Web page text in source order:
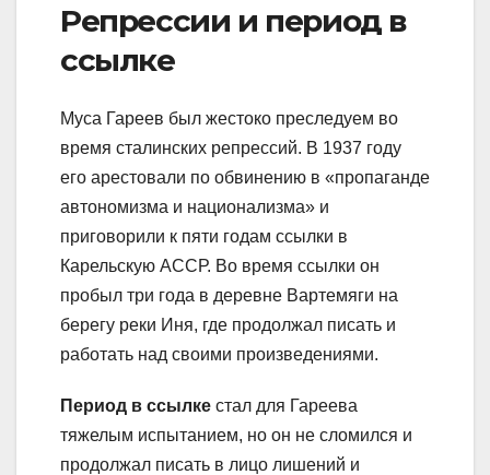
Репрессии и период в
ссылке
Муса Гареев был жестоко преследуем во
время сталинских репрессий. В 1937 году
его арестовали по обвинению в «пропаганде
автономизма и национализма» и
приговорили к пяти годам ссылки в
Карельскую АССР. Во время ссылки он
пробыл три года в деревне Вартемяги на
берегу реки Иня, где продолжал писать и
работать над своими произведениями.
Период в ссылке стал для Гареева
тяжелым испытанием, но он не сломился и
продолжал писать в лицо лишений и